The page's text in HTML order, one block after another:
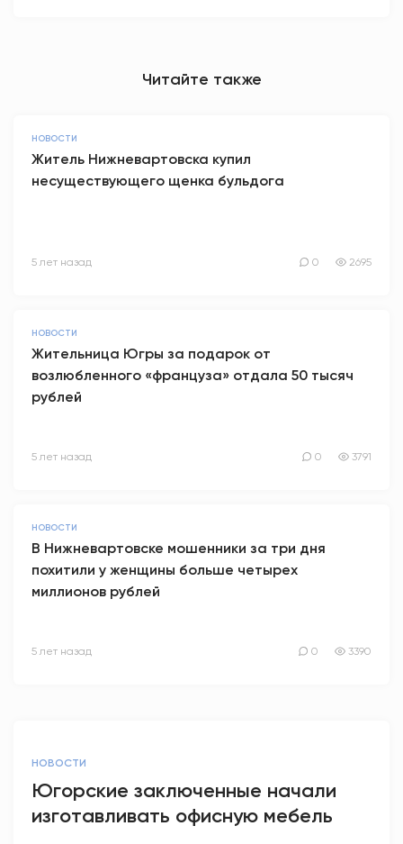
Читайте также
НОВОСТИ
Житель Нижневартовска купил
несуществующего щенка бульдога
5 лет назад 0 2695
НОВОСТИ
Жительница Югры за подарок от
возлюбленного «француза» отдала 50 тысяч
рублей
5 лет назад 0 3791
НОВОСТИ
В Нижневартовске мошенники за три дня
похитили у женщины больше четырех
миллионов рублей
5 лет назад 0 3390
НОВОСТИ
Югорские заключенные начали
изготавливать офисную мебель